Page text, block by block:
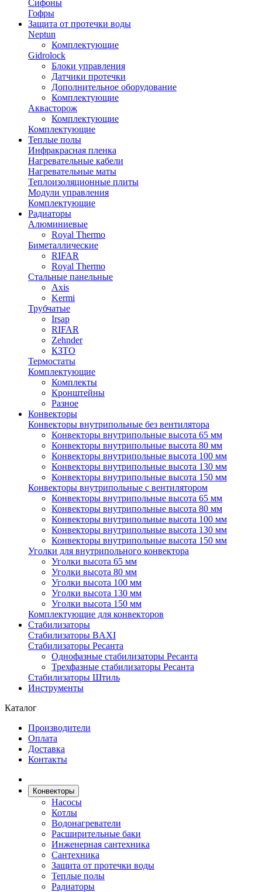
Сифоны
Гофры
Защита от протечки воды
Neptun
Комплектующие
Gidrolock
Блоки управления
Датчики протечки
Дополнительное оборудование
Комплектующие
Аквасторож
Комплектующие
Комплектующие
Теплые полы
Инфракрасная пленка
Нагревательные кабели
Нагревательные маты
Теплоизоляционные плиты
Модули управления
Комплектующие
Радиаторы
Алюминиевые
Royal Thermo
Биметаллические
RIFAR
Royal Thermo
Стальные панельные
Axis
Kermi
Трубчатые
Irsap
RIFAR
Zehnder
КЗТО
Термостаты
Комплектующие
Комплекты
Кронштейны
Разное
Конвекторы
Конвекторы внутрипольные без вентилятора
Конвекторы внутрипольные высота 65 мм
Конвекторы внутрипольные высота 80 мм
Конвекторы внутрипольные высота 100 мм
Конвекторы внутрипольные высота 130 мм
Конвекторы внутрипольные высота 150 мм
Конвекторы внутрипольные с вентилятором
Конвекторы внутрипольные высота 65 мм
Конвекторы внутрипольные высота 80 мм
Конвекторы внутрипольные высота 100 мм
Конвекторы внутрипольные высота 130 мм
Конвекторы внутрипольные высота 150 мм
Уголки для внутрипольного конвектора
Уголки высота 65 мм
Уголки высота 80 мм
Уголки высота 100 мм
Уголки высота 130 мм
Уголки высота 150 мм
Комплектующие для конвекторов
Стабилизаторы
Стабилизаторы BAXI
Стабилизаторы Ресанта
Однофазные стабилизаторы Ресанта
Трехфазные стабилизаторы Ресанта
Стабилизаторы Штиль
Инструменты
Каталог
Производители
Оплата
Доставка
Контакты
Конвекторы
Насосы
Котлы
Водонагреватели
Расширительные баки
Инженерная сантехника
Сантехника
Защита от протечки воды
Теплые полы
Радиаторы